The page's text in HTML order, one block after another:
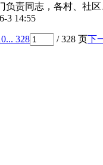
负责同志，各村、社
3 14:55
... 328 / 328 页下